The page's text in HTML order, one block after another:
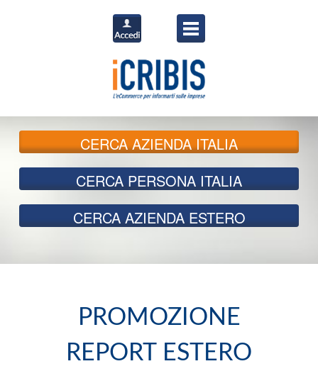
CERCAAZIENDA ITALIA
CERCA PERSONA ITALIA
CERCA AZIENDA ESTERO
PROMOZIONE
REPORT ESTERO